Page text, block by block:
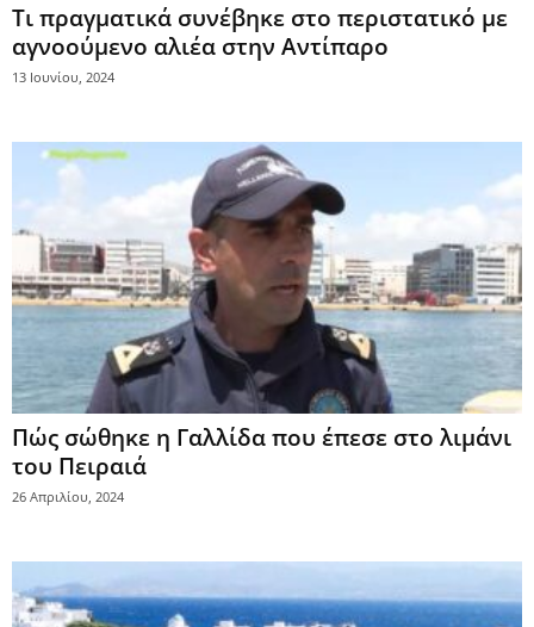
Τι πραγματικά συνέβηκε στο περιστατικό με
αγνοούμενο αλιέα στην Αντίπαρο
13 Ιουνίου, 2024
Πώς σώθηκε η Γαλλίδα που έπεσε στο λιμάνι
του Πειραιά
26 Απριλίου, 2024